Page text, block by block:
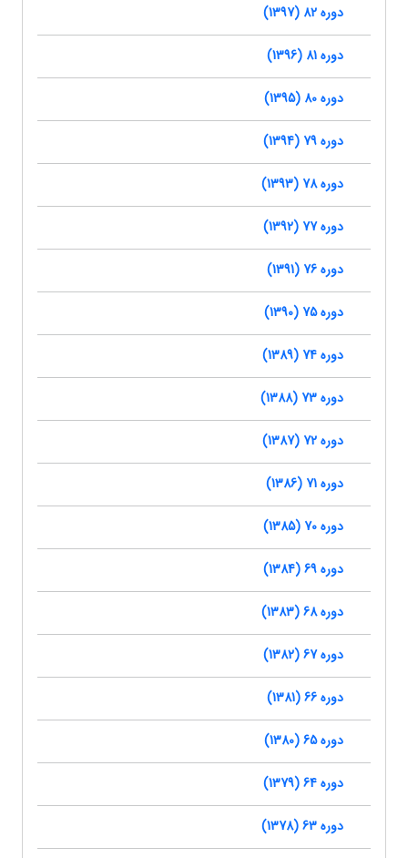
دوره 82 (1397)
دوره 81 (1396)
دوره 80 (1395)
دوره 79 (1394)
دوره 78 (1393)
دوره 77 (1392)
دوره 76 (1391)
دوره 75 (1390)
دوره 74 (1389)
دوره 73 (1388)
دوره 72 (1387)
دوره 71 (1386)
دوره 70 (1385)
دوره 69 (1384)
دوره 68 (1383)
دوره 67 (1382)
دوره 66 (1381)
دوره 65 (1380)
دوره 64 (1379)
دوره 63 (1378)